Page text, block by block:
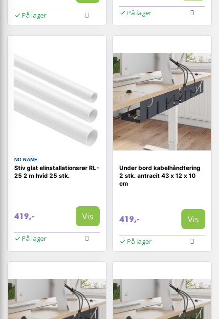
På lager På lager
NO NAME
Stiv glat elinstallationsrør RL-
25 2 m hvid 25 stk.
419,- Vis
På lager
Under bord kabelhåndtering
2 stk. antracit 43 x 12 x 10
cm
419,- Vis
På lager